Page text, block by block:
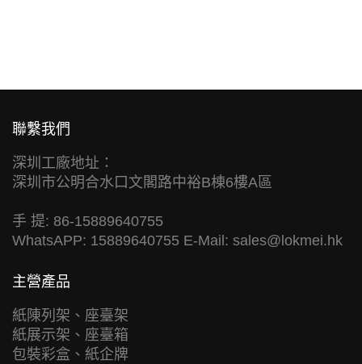
聯繫我們
深圳工廠地址：
深圳市公明合水口文閣路中裕B棟6樓A區
手 提: 86-15889640755
WhatsAPP: 15889640755 E-Mail: sales@lokmei.hk
主營產品
紙陳列架、座臺架
紙展示架、座臺箱
包裝彩盒、紙企牌